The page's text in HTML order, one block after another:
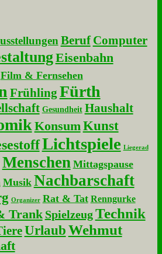
Beruf Computer
Eisenbahn
Film & Fernsehen
Frühling Fürth
Gesundheit Haushalt
KonsumKunst
Lichtspiele Liegerad
Menschen Mittagspause
Musik Nachbarschaft
Organizer Rat & Tat Renngurke
Trank Spielzeug Technik
UrlaubWehmut